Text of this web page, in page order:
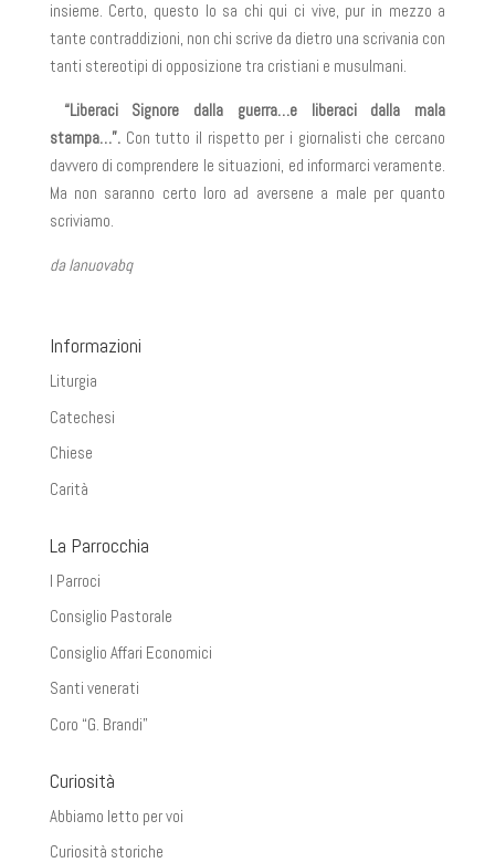
insieme. Certo, questo lo sa chi qui ci vive, pur in mezzo a
tante contraddizioni, non chi scrive da dietro una scrivania con
tanti stereotipi di opposizione tra cristiani e musulmani.
“Liberaci Signore dalla guerra…e liberaci dalla mala
stampa…”. Con tutto il rispetto per i giornalisti che cercano
davvero di comprendere le situazioni, ed informarci veramente.
Ma non saranno certo loro ad aversene a male per quanto
scriviamo.
da lanuovabq
Informazioni
Liturgia
Catechesi
Chiese
Carità
La Parrocchia
I Parroci
Consiglio Pastorale
Consiglio Affari Economici
Santi venerati
Coro “G. Brandi”
Curiosità
Abbiamo letto per voi
Curiosità storiche